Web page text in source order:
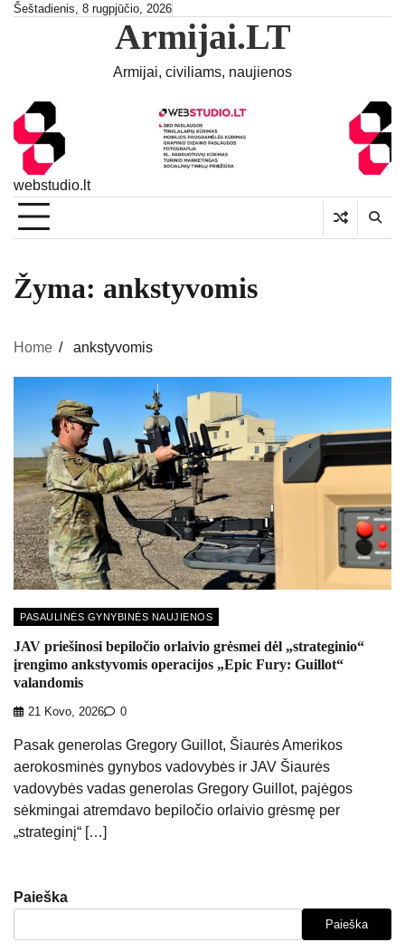
SkipŠeštadienis, 8 rugpjūčio, 2026
Armijai.LT
Armijai, civiliams, naujienos
webstudio.lt
Žyma: ankstyvomis
Home ankstyvomis
PASAULINĖS GYNYBINĖS NAUJIENOS
JAV priešinosi bepiločio orlaivio grėsmei dėl „strateginio“
įrengimo ankstyvomis operacijos „Epic Fury: Guillot“
valandomis
21 Kovo, 2026 0
Pasak generolas Gregory Guillot, Šiaurės Amerikos
aerokosminės gynybos vadovybės ir JAV Šiaurės
vadovybės vadas generolas Gregory Guillot, pajėgos
sėkmingai atremdavo bepiločio orlaivio grėsmę per
„strateginį“ […]
Paieška
Paieška